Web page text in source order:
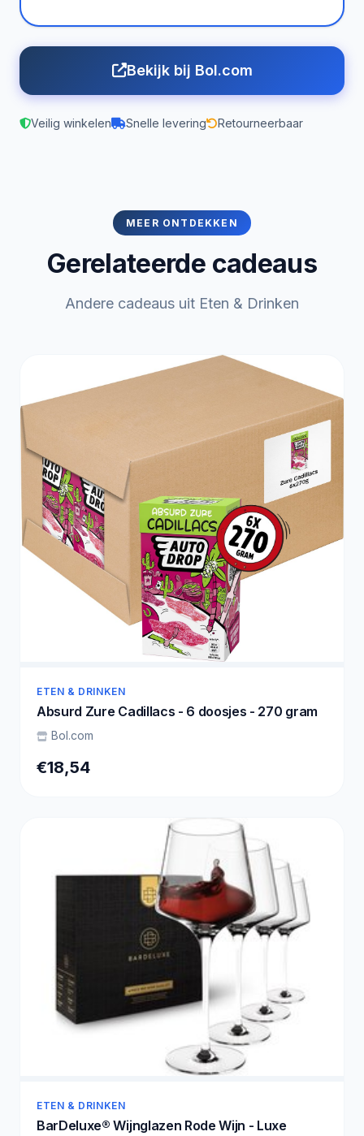
Bekijk bij Bol.com
Veilig winkelen Snelle levering Retourneerbaar
MEER ONTDEKKEN
Gerelateerde cadeaus
Andere cadeaus uit Eten & Drinken
ETEN & DRINKEN
Absurd Zure Cadillacs - 6 doosjes - 270 gram
Bol.com
€18,54
ETEN & DRINKEN
BarDeluxe® Wijnglazen Rode Wijn - Luxe